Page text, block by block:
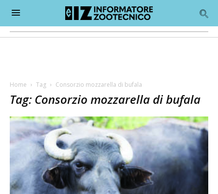
Home Tag Consorzio mozzarella di bufala
Tag: Consorzio mozzarella di bufala